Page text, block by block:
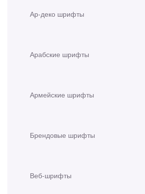
Ар-деко шрифты
Арабские шрифты
Армейские шрифты
Брендовые шрифты
Веб-шрифты